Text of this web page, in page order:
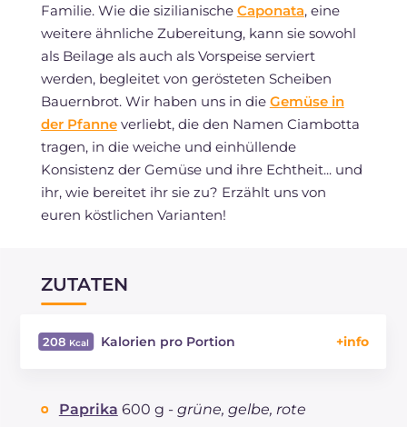
Familie. Wie die sizilianische Caponata, eine
weitere ähnliche Zubereitung, kann sie sowohl
als Beilage als auch als Vorspeise serviert
werden, begleitet von gerösteten Scheiben
Bauernbrot. Wir haben uns in die Gemüse in
der Pfanneverliebt, die den Namen Ciambotta
tragen, in die weiche und einhüllende
Konsistenz der Gemüse und ihre Echtheit... und
ihr, wie bereitet ihr sie zu? Erzählt uns von
euren köstlichen Varianten!
ZUTATEN
208 Kalorien pro Portion
davon Zucker g
Paprika 600 g - grüne, gelbe, rote